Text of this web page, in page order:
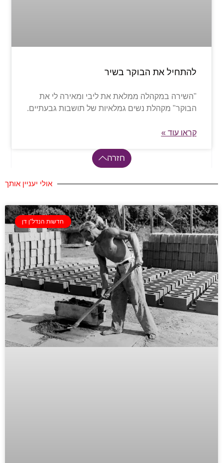
להתחיל את הבוקר בשיר
"השירה במקהלה ממלאת את ליבי ומאירה לי את
הבוקר" מקהלת נשים גמלאיות של תושבות גבעתיים.
קראו עוד »
חזרה
אולי יעניין אותך
חדשות הנדל"ן דן